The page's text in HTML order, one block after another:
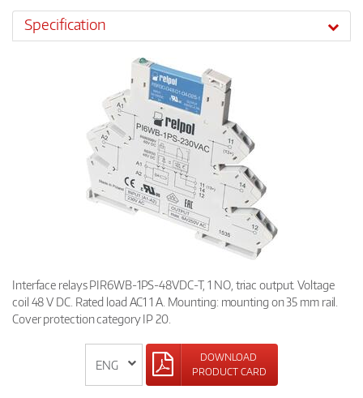
Specification
Interface relays PIR6WB-1PS-48VDC-T, 1 NO, triac output. Voltage
coil 48 V DC. Rated load AC1 1 A. Mounting: mounting on 35 mm rail.
Cover protection category IP 20.
DOWNLOAD
PRODUCT CARD